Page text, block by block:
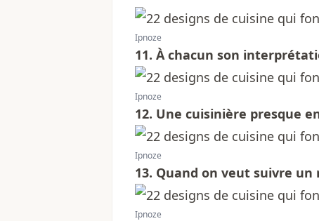
Ipnoze
11. À chacun son
Ipnoze
12. Une cuisinière presque
Ipnoze
13. Quand on veut suivre
Ipnoze